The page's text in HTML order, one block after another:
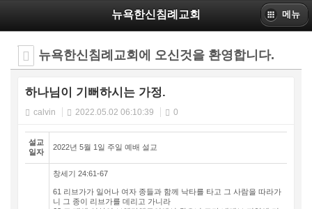
뉴욕한신침례교회 메뉴
뉴욕한신침례교회에 오신것을 환영합니다.
하나님이 기뻐하시는 가정.
calvin 2022.05.02 06:10:39 0
설교
일자
2022년 5월 1일 주일 예배 설교
창세기 24:61-67
61 리브가가 일어나 여자 종들과 함께 낙타를 타고 그 사람을 따라가
니 그 종이 리브가를 데리고 가니라